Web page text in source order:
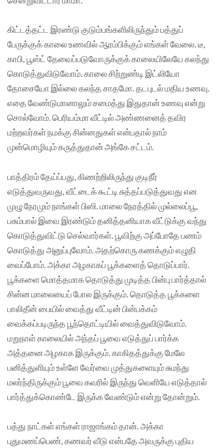
கிட்டத்தட்ட இரண்டு குடும்பங்களிலிருந்தும் பத்துப்
பேருக்குக் காலை உணவில் ஆரம்பிக்கும் எங்கள் வேலை. டீ,
காபி, பூஸ்ட் தேவைப்படுவோருக்குக் காலையிலேயே கலந்து
கொடுத்துவிடுவோம். காலை சிற்றுண்டி இட்லியோ
தோசையோ இல்லை கலந்த சாதமோ. தடபுடல் மதிய உணவு.
எதை வேண்டுமானாலும் சமைத்து இதுதான் உணவு என்று
சொல்வோம். பெரியம்மா வீட்டில் அண்ணனைத் தவிர
மற்றவர்கள் நமக்கு சின்னதுகள் என்பதால் நாம்
முன்மொழியும் கருத்துதான் அங்கே சட்டம்.
பாத்திரம் தேய்ப்பது, கிணற்றிலிருந்து குடிநீர்
எடுத்துவருவது, வீட்டைக் கூட்டி சுத்தப்படுத்துவது என
முழு நேரமும் நாங்கள் பிஸி. மாலை நேரத்தில் முல்லைப்பூ,
பசும்பால் இவை இரண்டும் தனித்தனியாக வீட்டுக்கு வந்து
கொடுத்துவிட்டு செல்வார்கள். பூவிற்கு அப்போதே பணம்
கொடுத்து அனுப்புவோம். அதற்கொரு கணக்கும் எழுதி
வைப்போம். அக்கா அழகாகப் பூக்களைத் தொடுப்பார்.
பூக்களை மொத்தமாக தொடுத்து முடித்த பின்பு பார்த்தால்
சின்ன மாலையைப் போல இருக்கும். தொடுத்த பூக்களை
பாலிதீன் பையில் வைத்து வீட்டின் பின்பக்கம்
வைக்கப்படிருந்த பூந்தொட்டியில் வைத்துவிடுவோம்.
மறுநாள் காலையில் அந்தப் பூவை எடுத்துப் பார்க்க
அத்தனை அழகாக இருக்கும். காகிதத்துக்கு மேலே
பனித்துளியும் உள்ளே வேர்வை முத்துகளையும் சுமந்து
மலர்ந்திருக்கும் பூவை கவரில் இருந்து வெளியே எடுத்தால்
பார்த்துக்கொண்டே இருக்க வேண்டும் என்று தோன்றும்.
பத்து நாட்கள் எங்கள் ராஜாங்கம் தான். அக்கா
புதுமணப்பெண், கணவர் வீடு என்பதே அவருக்கு புதிய